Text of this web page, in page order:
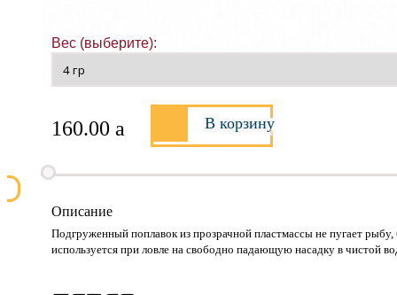
Вес (выберите):
160.00 a В корзину
Описание
Подгруженный поплавок из прозрачной пластмассы не пугает
используется при ловле на свободно падающую насадку в чистой